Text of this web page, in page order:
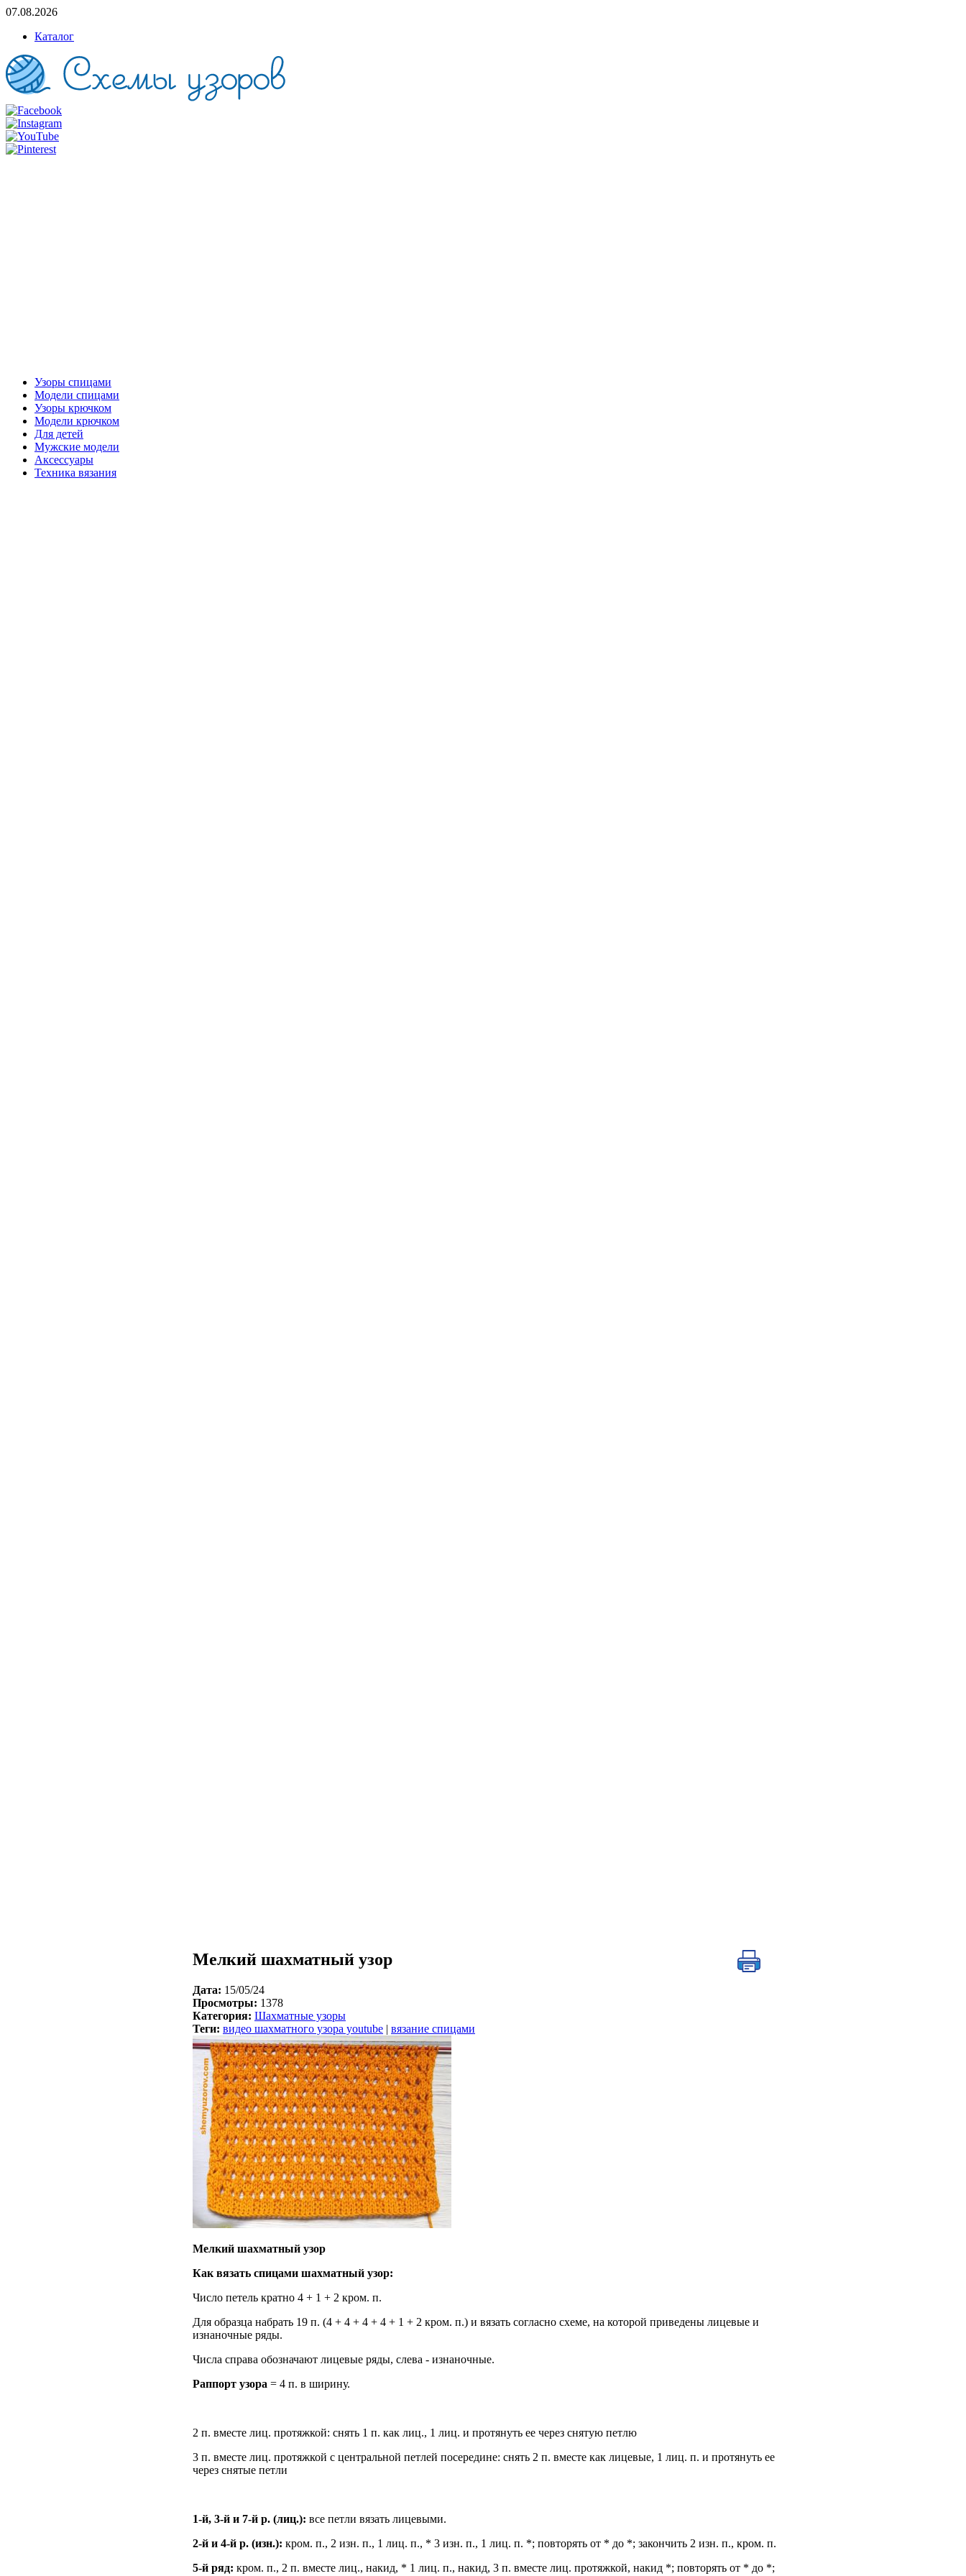
07.08.2026
Каталог
Узоры спицами
Модели спицами
Узоры крючком
Модели крючком
Для детей
Мужские модели
Аксессуары
Техника вязания
Мелкий шахматный узор
Дата: 15/05/24
Просмотры: 1378
Категория: Шахматные узоры
Теги: видео шахматного узора youtube | вязание спицами
Мелкий шахматный узор
Как вязать спицами шахматный узор:
Число петель кратно 4 + 1 + 2 кром. п.
Для образца набрать 19 п. (4 + 4 + 4 + 4 + 1 + 2 кром. п.) и вязать согласно схеме, на которой приведены лицевые и
изнаночные ряды.
Числа справа обозначают лицевые ряды, слева - изнаночные.
Раппорт узора = 4 п. в ширину.
2 п. вместе лиц. протяжкой: снять 1 п. как лиц., 1 лиц. и протянуть ее через снятую петлю
3 п. вместе лиц. протяжкой с центральной петлей посередине: снять 2 п. вместе как лицевые, 1 лиц. п. и протянуть ее
через снятые петли
1-й, 3-й и 7-й р. (лиц.): все петли вязать лицевыми.
2-й и 4-й р. (изн.): кром. п., 2 изн. п., 1 лиц. п., * 3 изн. п., 1 лиц. п. *; повторять от * до *; закончить 2 изн. п., кром. п.
5-й ряд: кром. п., 2 п. вместе лиц., накид, * 1 лиц. п., накид, 3 п. вместе лиц. протяжкой, накид *; повторять от * до *;